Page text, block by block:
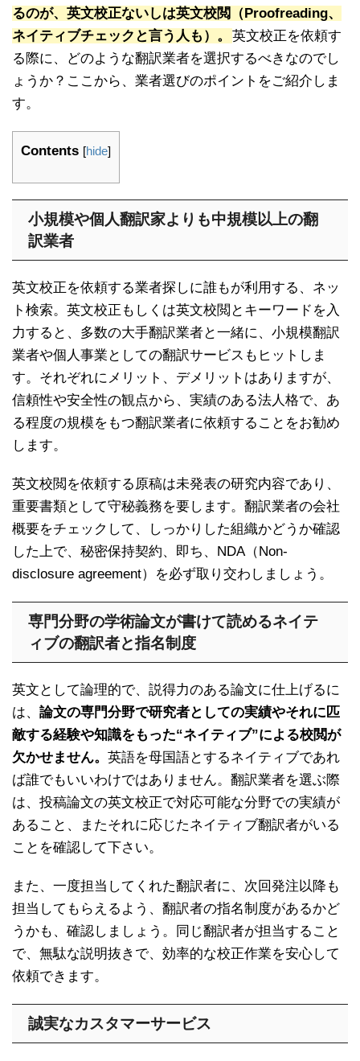
るのが、英文校正ないしは英文校閲（Proofreading、
ネイティブチェックと言う人も）。
英文校正を依頼す
る際に、どのような翻訳業者を選択するべきなのでし
ょうか？ここから、業者選びのポイントをご紹介しま
す。
Contents [hide]
小規模や個人翻訳家よりも中規模以上の翻
訳業者
英文校正を依頼する業者探しに誰もが利用する、ネッ
ト検索。英文校正もしくは英文校閲とキーワードを入
力すると、多数の大手翻訳業者と一緒に、小規模翻訳
業者や個人事業としての翻訳サービスもヒットしま
す。それぞれにメリット、デメリットはありますが、
信頼性や安全性の観点から、実績のある法人格で、あ
る程度の規模をもつ翻訳業者に依頼することをお勧め
します。
英文校閲を依頼する原稿は未発表の研究内容であり、
重要書類として守秘義務を要します。翻訳業者の会社
概要をチェックして、しっかりした組織かどうか確認
した上で、秘密保持契約、即ち、NDA（Non-
disclosure agreement）を必ず取り交わしましょう。
専門分野の学術論文が書けて読めるネイテ
ィブの翻訳者と指名制度
英文として論理的で、説得力のある論文に仕上げるに
は、 論文の専門分野で研究者としての実績やそれに匹
敵する経験や知識をもった“ネイティブ”による校閲が
欠かせません。 英語を母国語とするネイティブであれ
ば誰でもいいわけではありません。翻訳業者を選ぶ際
は、投稿論文の英文校正で対応可能な分野での実績が
あること、またそれに応じたネイティブ翻訳者がいる
ことを確認して下さい。
また、一度担当してくれた翻訳者に、次回発注以降も
担当してもらえるよう、翻訳者の指名制度があるかど
うかも、確認しましょう。同じ翻訳者が担当すること
で、無駄な説明抜きで、効率的な校正作業を安心して
依頼できます。
誠実なカスタマーサービス